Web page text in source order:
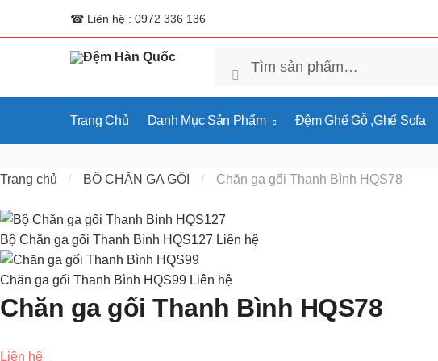
☎ Liên hệ : 0972 336 136
kiếm:
Tìm kiếm
Trang Chủ Danh Mục Sản Phẩm Đệm Ghế Gỗ ,ghế Sofa
Trang chủ / BỘ CHĂN GA GỐI / Chăn ga gối Thanh Bình HQS78
Bộ Chăn ga gối Thanh Bình HQS127 Liên hệ
Chăn ga gối Thanh Bình HQS99 Liên hệ
Chăn ga gối Thanh Bình HQS78
Liên hệ